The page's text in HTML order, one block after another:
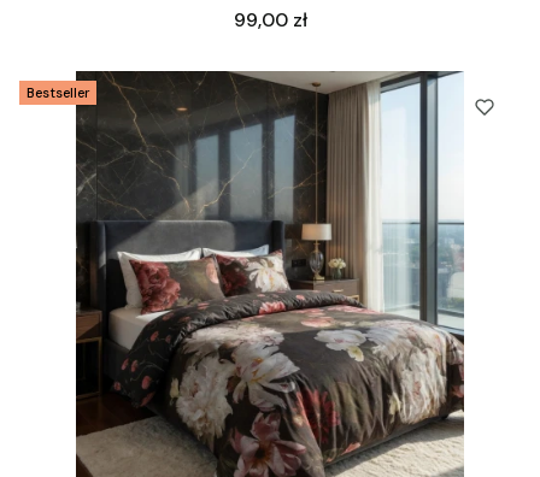
Cena
99,00 zł
Bestseller